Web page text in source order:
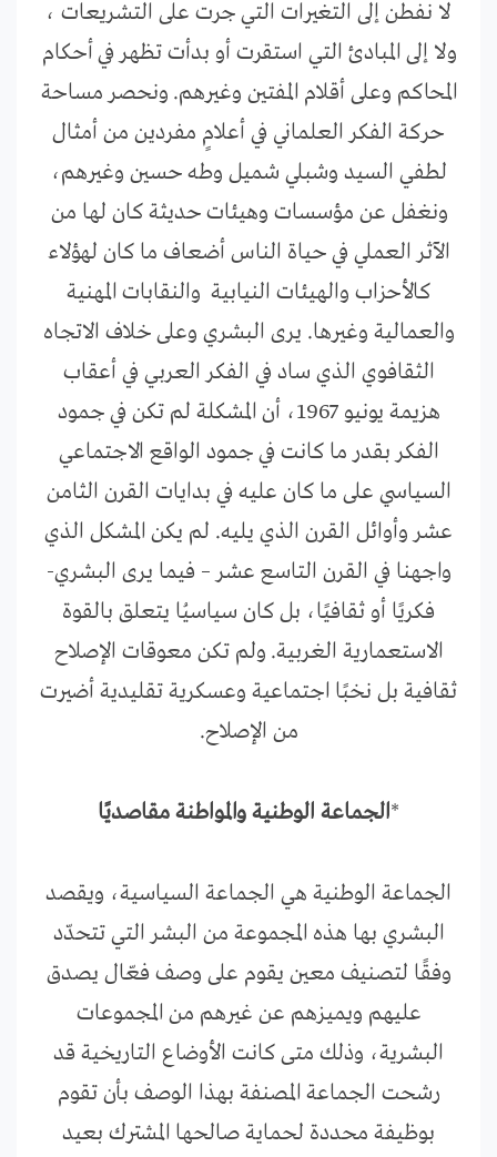
لا نفطن إلى التغيرات التي جرت على التشريعات ،
ولا إلى المبادئ التي استقرت أو بدأت تظهر في أحكام
المحاكم وعلى أقلام المفتين وغيرهم. ونحصر مساحة
حركة الفكر العلماني في أعلامٍ مفردين من أمثال
لطفي السيد وشبلي شميل وطه حسين وغيرهم،
ونغفل عن مؤسسات وهيئات حديثة كان لها من
الآثر العملي في حياة الناس أضعاف ما كان لهؤلاء
كالأحزاب والهيئات النيابية والنقابات المهنية
والعمالية وغيرها. يرى البشري وعلى خلاف الاتجاه
الثقافوي الذي ساد في الفكر العربي في أعقاب
هزيمة يونيو 1967، أن المشكلة لم تكن في جمود
الفكر بقدر ما كانت في جمود الواقع الاجتماعي
السياسي على ما كان عليه في بدايات القرن الثامن
عشر وأوائل القرن الذي يليه. لم يكن المشكل الذي
واجهنا في القرن التاسع عشر – فيما يرى البشري-
فكريًا أو ثقافيًا، بل كان سياسيُا يتعلق بالقوة
الاستعمارية الغربية. ولم تكن معوقات الإصلاح
ثقافية بل نخبًا اجتماعية وعسكرية تقليدية أضيرت
من الإصلاح.
*الجماعة الوطنية والمواطنة مقاصديًا
الجماعة الوطنية هي الجماعة السياسية، ويقصد
البشري بها هذه المجموعة من البشر التي تتحدّد
وفقًا لتصنيف معين يقوم على وصف فعّال يصدق
عليهم ويميزهم عن غيرهم من المجموعات
البشرية، وذلك متى كانت الأوضاع التاريخية قد
رشحت الجماعة المصنفة بهذا الوصف بأن تقوم
بوظيفة محددة لحماية صالحها المشترك بعيد